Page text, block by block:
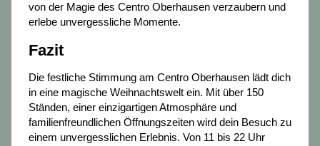
von der Magie des Centro Oberhausen verzaubern und
erlebe unvergessliche Momente.
Fazit
Die festliche Stimmung am Centro Oberhausen lädt dich
in eine magische Weihnachtswelt ein. Mit über 150
Ständen, einer einzigartigen Atmosphäre und
familienfreundlichen Öffnungszeiten wird dein Besuch zu
einem unvergesslichen Erlebnis. Von 11 bis 22 Uhr